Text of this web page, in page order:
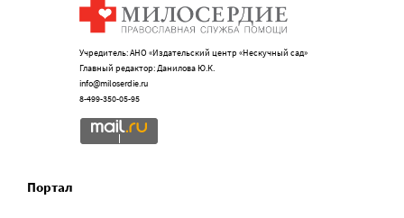
Учредитель: АНО «Издательский центр «Нескучный сад»
Главный редактор: Данилова Ю.К.
info@miloserdie.ru
8-499-350-05-95
Портал